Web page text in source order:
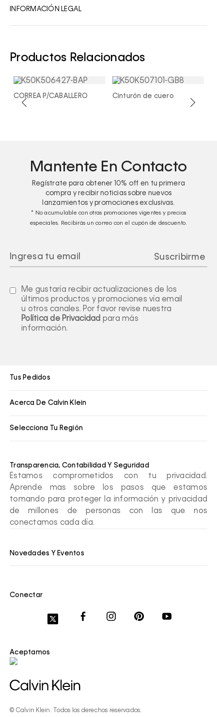
INFORMACIÓN LEGAL
Productos Relacionados
CORREA P/CABALLERO Cinturón de cuero
Mantente En Contacto
Regístrate para obtener 10% off en tu primera
compra y recibir noticias sobre nuevos
lanzamientos y promociones exclusivas.
* No acumulable con otras promociones vigentes y precios
especiales. Recibirás un correo con el cupón de descuento.
Me gustaría recibir actualizaciones de los
últimos productos y promociones vía email
u otros canales. Por favor revise nuestra
Política de Privacidad para más
información.
Tus Pedidos
Acerca De Calvin Klein
Selecciona Tu Región
Transparencia, Contabilidad Y Seguridad
Estamos comprometidos con tu privacidad.
Aprende mas sobre los pasos que estamos
tomando para proteger la información y privacidad
de millones de personas con las que nos
conectamos cada día.
Novedades Y Eventos
Conectar
Aceptamos
© Calvin Klein. Todos los derechos reservados.